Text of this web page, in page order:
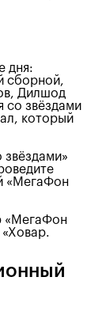
дня:
сборной,
Дилшод
со звёздами
который
«МегаФон
«МегаФон